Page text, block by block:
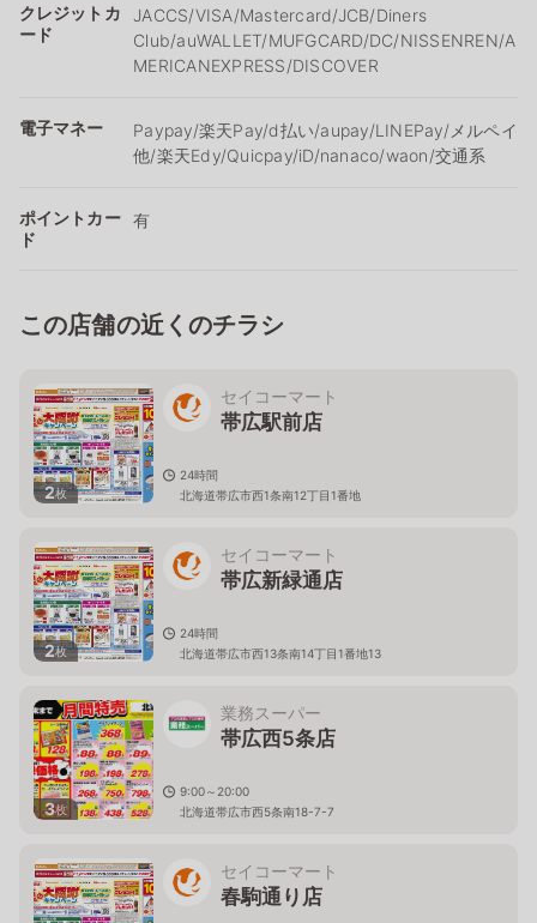
クレジットカ
ード
JACCS/VISA/Mastercard/JCB/Diners
Club/auWALLET/MUFGCARD/DC/NISSENREN/A
MERICANEXPRESS/DISCOVER
電子マネー
Paypay/楽天Pay/ⅾ払い/aupay/LINEPay/メルペイ
他/楽天Edy/Quicpay/iD/nanaco/waon/交通系
ポイントカー
ド
有
この店舗の近くのチラシ
2枚
セイコーマート
帯広駅前店
24時間
北海道帯広市西1条南12丁目1番地
2枚
セイコーマート
帯広新緑通店
24時間
北海道帯広市西13条南14丁目1番地13
3枚
業務スーパー
帯広西5条店
9:00～20:00
北海道帯広市西5条南18-7-7
セイコーマート
春駒通り店